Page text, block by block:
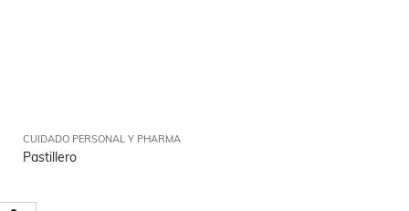
CUIDADO PERSONAL Y PHARMA
Pastillero